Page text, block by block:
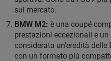
sul mercato.
BMW M2: è una coupé
prestazioni eccezionali e
considerata un'eredità delle
con un formato più